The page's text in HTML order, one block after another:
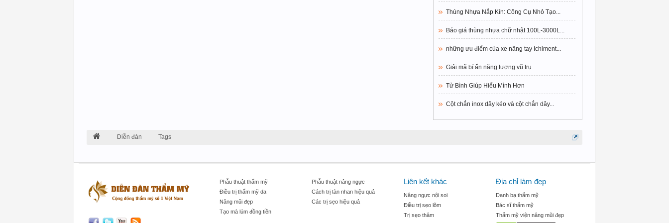
Thùng Nhựa Nắp Kín: Công Cụ Nhỏ Tạo...
Báo giá thùng nhựa chữ nhật 100L-3000L...
những ưu điểm của xe nâng tay Ichiment...
Giải mã bí ẩn năng lượng vũ trụ
Tử Bình Giúp Hiểu Mình Hơn
Cột chắn inox dây kéo và cột chắn dây...
Diễn đàn Tags
Phẫu thuật thẩm mỹ
Điều trị thẩm mỹ da
Nâng mũi đẹp
Tạo mà lúm đồng tiền
Phẫu thuật nâng ngực
Cách trị tàn nhan hiệu quả
Các trị sẹo hiệu quả
Liên kết khác
Nâng ngực nội soi
Điều trị sẹo lõm
Trị sẹo thâm
Địa chỉ làm đẹp
Danh bạ thẩm mỹ
Bác sĩ thẩm mỹ
Thẩm mỹ viện nâng mũi đẹp